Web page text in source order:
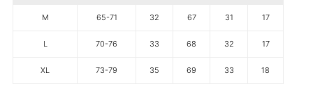
M 65-71 32 67 31 17
L 70-76 33 68 32 17
XL 73-79 35 69 33 18